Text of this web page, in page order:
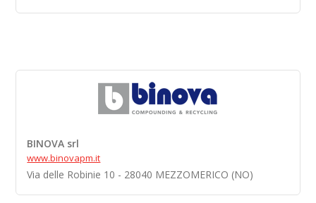
BINOVA srl
www.binovapm.it
Via delle Robinie 10 - 28040 MEZZOMERICO (NO)